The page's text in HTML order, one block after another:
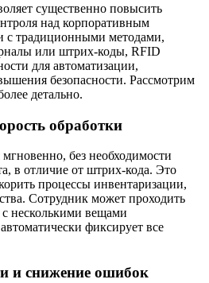
существенно повысить
над корпоративным
с традиционными методами,
или штрих-коды, RFID
для автоматизации,
безопасности. Рассмотрим
детально.
обработки
без необходимости
в отличие от штрих-кода. Это
процессы инвентаризации,
Сотрудник может проходить
несколькими вещами
фиксирует все
и снижение ошибок